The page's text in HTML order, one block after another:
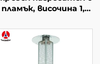
пламък, височина 1,8